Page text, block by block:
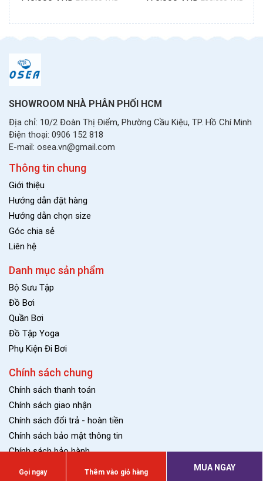
Gọi ngay Thêm vào giỏ hàng MUA NGAY
SHOWROOM NHÀ PHÂN PHỐI HCM
Địa chỉ: 10/2 Đoàn Thị Điểm, Phường Cầu Kiệu, TP. Hồ Chí Minh
Điện thoại: 0906 152 818
E-mail: osea.vn@gmail.com
Thông tin chung
Giới thiệu
Hướng dẫn đặt hàng
Hướng dẫn chọn size
Góc chia sẻ
Liên hệ
Danh mục sản phẩm
Bộ Sưu Tập
Đồ Bơi
Quần Bơi
Đồ Tập Yoga
Phụ Kiện Đi Bơi
Chính sách chung
Chính sách thanh toán
Chính sách giao nhận
Chính sách đổi trả - hoàn tiền
Chính sách bảo mật thông tin
Chính sách bảo hành
© Copyright OSEA.VN